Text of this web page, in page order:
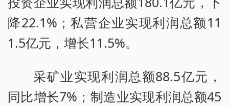
降22.1%；私营企业实现利润总额11
1.5亿元，增长11.5%。
采矿业实现利润总额88.5亿元，
同比增长7%；制造业实现利润总额45